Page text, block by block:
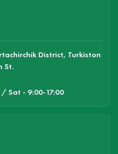
District, Turkiston
St.
Sat - 9:00-17:00